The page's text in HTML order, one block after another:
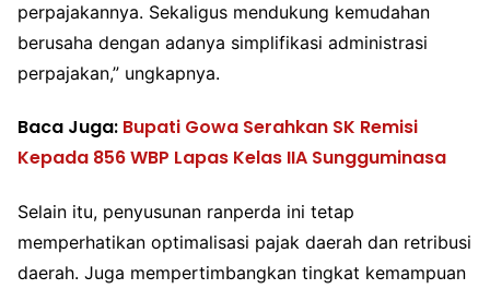
perpajakannya. Sekaligus mendukung kemudahan
berusaha dengan adanya simplifikasi administrasi
perpajakan,” ungkapnya.
Baca Juga: Bupati Gowa Serahkan SK Remisi
Kepada 856 WBP Lapas Kelas IIA Sungguminasa
Selain itu, penyusunan ranperda ini tetap
memperhatikan optimalisasi pajak daerah dan retribusi
daerah. Juga mempertimbangkan tingkat kemampuan